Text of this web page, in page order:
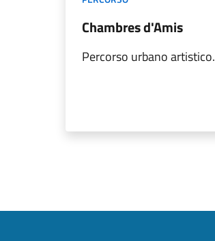
Chambres d'Amis
Percorso urbano artistico.